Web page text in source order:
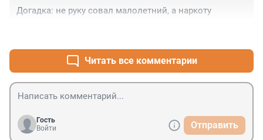
Догадка: не руку совал малолетний, а наркоту
Читать все комментарии
Гость
Войти
Отправить